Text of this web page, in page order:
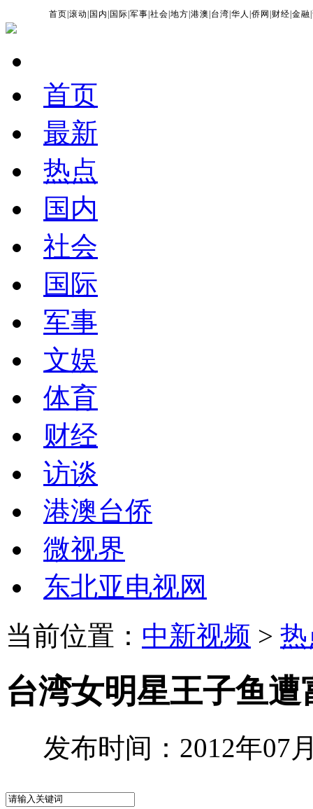
首页 |滚动 国内 国际 |军事 |社会 |地方 |港澳 台湾 |华人 |侨网 财经 |金融 |
首页
最新
热点
国内
社会
国际
军事
文娱
体育
财经
访谈
港澳台侨
微视界
东北亚电视网
当前位置： 中新视频 >
台湾女明星王子鱼
发布时间：2012年07